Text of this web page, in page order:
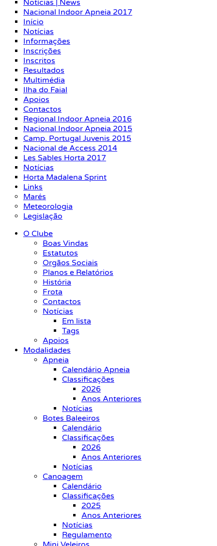
Notícias | News
Nacional Indoor Apneia 2017
Início
Notícias
Informações
Inscrições
Inscritos
Resultados
Multimédia
Ilha do Faial
Apoios
Contactos
Regional Indoor Apneia 2016
Nacional Indoor Apneia 2015
Camp. Portugal Juvenis 2015
Nacional de Access 2014
Les Sables Horta 2017
Notícias
Horta Madalena Sprint
Links
Marés
Meteorologia
Legislação
O Clube
Boas Vindas
Estatutos
Orgãos Sociais
Planos e Relatórios
História
Frota
Contactos
Notícias
Em lista
Tags
Apoios
Modalidades
Apneia
Calendário Apneia
Classificações
2026
Anos Anteriores
Notícias
Botes Baleeiros
Calendário
Classificações
2026
Anos Anteriores
Notícias
Canoagem
Calendário
Classificações
2025
Anos Anteriores
Notícias
Regulamento